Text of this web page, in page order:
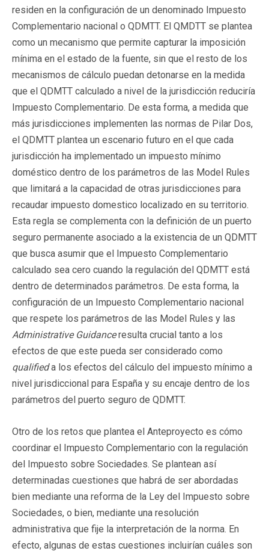
residen en la configuración de un denominado Impuesto
Complementario nacional o QDMTT. El QMDTT se plantea
como un mecanismo que permite capturar la imposición
mínima en el estado de la fuente, sin que el resto de los
mecanismos de cálculo puedan detonarse en la medida
que el QDMTT calculado a nivel de la jurisdicción reduciría
Impuesto Complementario. De esta forma, a medida que
más jurisdicciones implementen las normas de Pilar Dos,
el QDMTT plantea un escenario futuro en el que cada
jurisdicción ha implementado un impuesto mínimo
doméstico dentro de los parámetros de las Model Rules
que limitará a la capacidad de otras jurisdicciones para
recaudar impuesto domestico localizado en su territorio.
Esta regla se complementa con la definición de un puerto
seguro permanente asociado a la existencia de un QDMTT
que busca asumir que el Impuesto Complementario
calculado sea cero cuando la regulación del QDMTT está
dentro de determinados parámetros. De esta forma, la
configuración de un Impuesto Complementario nacional
que respete los parámetros de las Model Rules y las
Administrative Guidanceresulta crucial tanto a los
efectos de que este pueda ser considerado como
qualifieda los efectos del cálculo del impuesto mínimo a
nivel jurisdiccional para España y su encaje dentro de los
parámetros del puerto seguro de QDMTT.
Otro de los retos que plantea el Anteproyecto es cómo
coordinar el Impuesto Complementario con la regulación
del Impuesto sobre Sociedades. Se plantean así
determinadas cuestiones que habrá de ser abordadas
bien mediante una reforma de la Ley del Impuesto sobre
Sociedades, o bien, mediante una resolución
administrativa que fije la interpretación de la norma. En
efecto, algunas de estas cuestiones incluirían cuáles son